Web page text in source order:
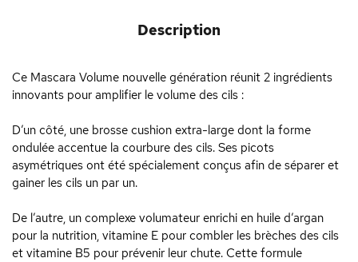
Description
Ce Mascara Volume nouvelle génération réunit 2 ingrédients
innovants pour amplifier le volume des cils :
D’un côté, une brosse cushion extra-large dont la forme
ondulée accentue la courbure des cils. Ses picots
asymétriques ont été spécialement conçus afin de séparer et
gainer les cils un par un.
De l’autre, un complexe volumateur enrichi en huile d’argan
pour la nutrition, vitamine E pour combler les brèches des cils
et vitamine B5 pour prévenir leur chute. Cette formule